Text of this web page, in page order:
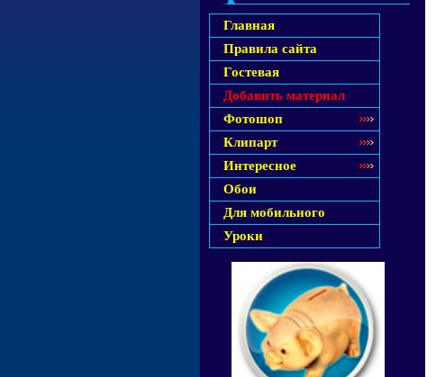
Главная
Правила сайта
Гостевая
Добавить материал
Фотошоп
Клипарт
Интересное
Обои
Для мобильного
Уроки